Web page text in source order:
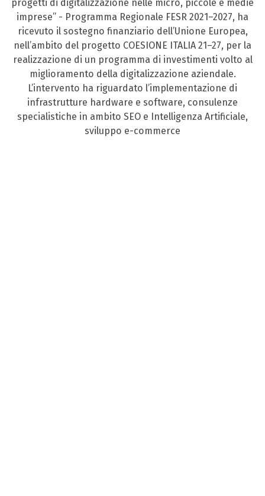
progetti di digitalizzazione nelle micro, piccole e medie
imprese” - Programma Regionale FESR 2021–2027, ha
ricevuto il sostegno finanziario dell’Unione Europea,
nell’ambito del progetto COESIONE ITALIA 21–27, per la
realizzazione di un programma di investimenti volto al
miglioramento della digitalizzazione aziendale.
L’intervento ha riguardato l’implementazione di
infrastrutture hardware e software, consulenze
specialistiche in ambito SEO e Intelligenza Artificiale,
sviluppo e-commerce